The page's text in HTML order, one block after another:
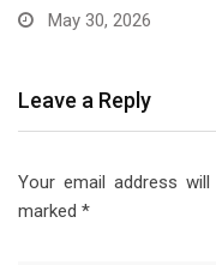
May 28, 2026
Leave a Reply
Your email address
marked *